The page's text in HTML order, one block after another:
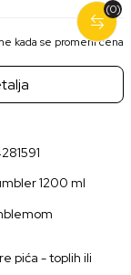
kada se promeni cena
1200 ml
pića - toplih ili
(0)